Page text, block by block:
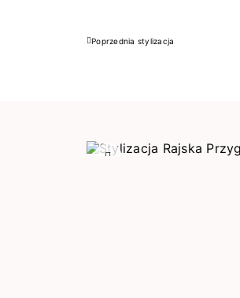
Poprzedni
Poprzednia stylizacja